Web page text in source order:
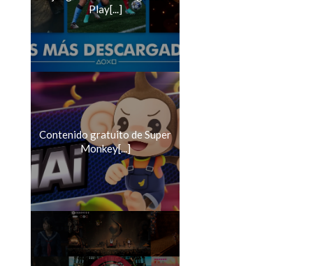
Play[...]
Contenido gratuito de Super
Monkey[...]